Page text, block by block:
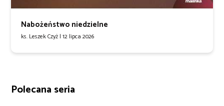
Nabożeństwo niedzielne
ks. Leszek Czyż | 12 lipca 2026
Polecana seria